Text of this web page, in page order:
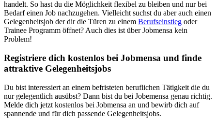
handelt. So hast du die Möglichkeit flexibel zu bleiben und nur bei
Bedarf einen Job nachzugehen. Vielleicht suchst du aber auch einen
Gelegenheitsjob der dir die Türen zu einem Berufseinstieg oder
Trainee Programm öffnet? Auch dies ist über Jobmensa kein
Problem!
Registriere dich kostenlos bei Jobmensa und finde
attraktive Gelegenheitsjobs
Du bist interessiert an einem befristeten beruflichen Tätigkeit die du
nur gelegentlich ausübst? Dann bist du bei Jobemensa genau richtig.
Melde dich jetzt kostenlos bei Jobmensa an und bewirb dich auf
spannende und für dich passende Gelegenheitsjobs.